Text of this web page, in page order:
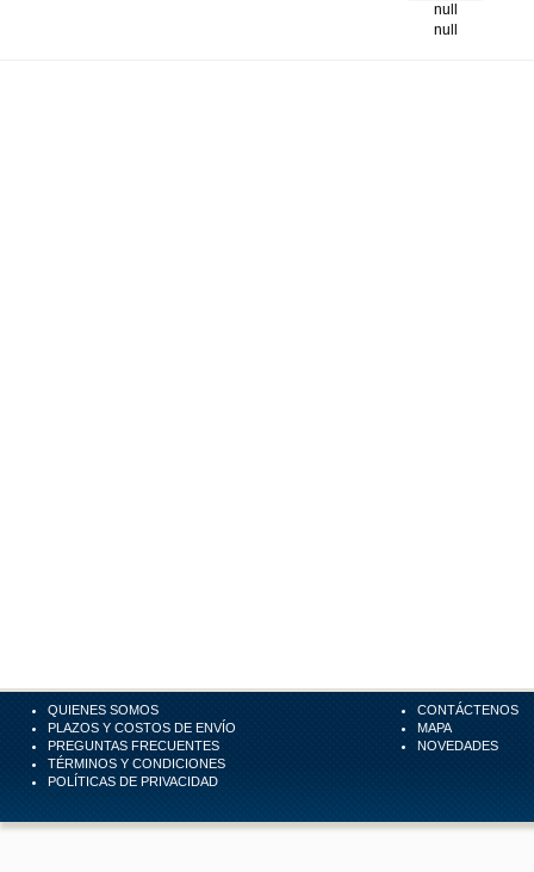
null
null
QUIENES SOMOS
PLAZOS Y COSTOS DE ENVÍO
PREGUNTAS FRECUENTES
TÉRMINOS Y CONDICIONES
POLÍTICAS DE PRIVACIDAD
CONTÁCTENOS
MAPA
NOVEDADES